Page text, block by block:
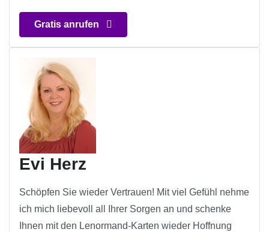
Gratis anrufen
Evi Herz
Schöpfen Sie wieder Vertrauen! Mit viel Gefühl nehme
ich mich liebevoll all Ihrer Sorgen an und schenke
Ihnen mit den Lenormand-Karten wieder Hoffnung